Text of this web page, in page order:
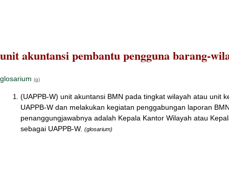
unit akuntansi pembantu pengguna barang-
glosarium (g)
(UAPPB-W) unit akuntansi BMN pada tingkat wilayah atau unit
UAPPB-W dan melakukan kegiatan penggabungan laporan
penanggungjawabnya adalah Kepala Kantor Wilayah atau
sebagai UAPPB-W. (glosarium)